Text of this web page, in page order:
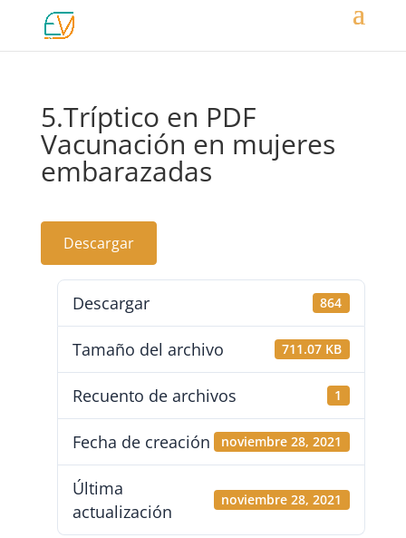
5.Tríptico en PDF
Vacunación en mujeres
embarazadas
Descargar
Descargar 864
Tamaño del archivo 711.07 KB
Recuento de archivos 1
Fecha de creación noviembre 28, 2021
Última
actualización
noviembre 28, 2021